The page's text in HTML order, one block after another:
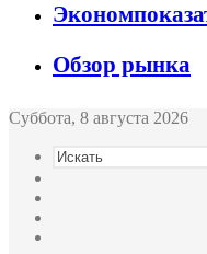
Обзор рынка
Суббота, 8 августа 2026